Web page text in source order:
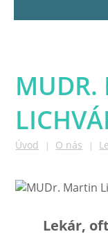
MUDR.
Úvod | O nás |
Lekár,